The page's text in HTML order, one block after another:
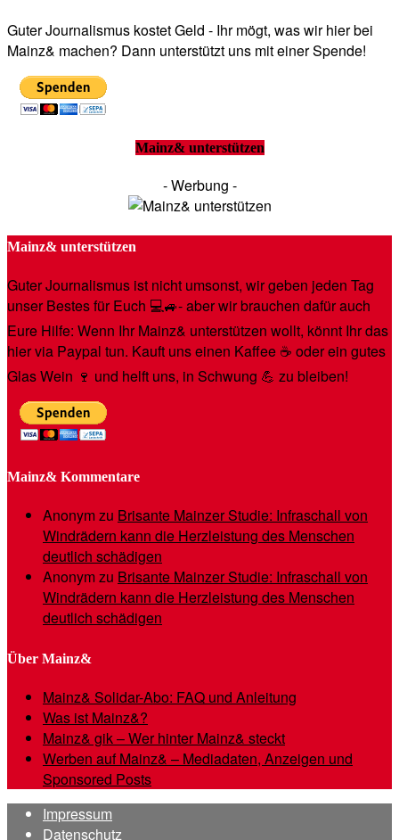
Guter Journalismus kostet Geld - Ihr mögt, was wir hier bei
Mainz& machen? Dann unterstützt uns mit einer Spende!
Mainz& unterstützen
- Werbung -
Mainz& unterstützen
Guter Journalismus ist nicht umsonst, wir geben jeden Tag
unser Bestes für Euch 💻🚙- aber wir brauchen dafür auch
Eure Hilfe: Wenn Ihr Mainz& unterstützen wollt, könnt Ihr das
hier via Paypal tun. Kauft uns einen Kaffee ☕️ oder ein gutes
Glas Wein 🍷 und helft uns, in Schwung 💪 zu bleiben!
Mainz& Kommentare
Anonymzu Brisante Mainzer Studie: Infraschall von
Windrädern kann die Herzleistung des Menschen
deutlich schädigen
Anonymzu Brisante Mainzer Studie: Infraschall von
Windrädern kann die Herzleistung des Menschen
deutlich schädigen
Über Mainz&
Mainz& Solidar-Abo: FAQ und Anleitung
Was ist Mainz&?
Mainz& gik – Wer hinter Mainz& steckt
Werben auf Mainz& – Mediadaten, Anzeigen und
Sponsored Posts
Impressum
Datenschutz